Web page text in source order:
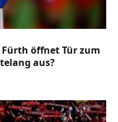
Fürth öffnet Tür zum
aus?